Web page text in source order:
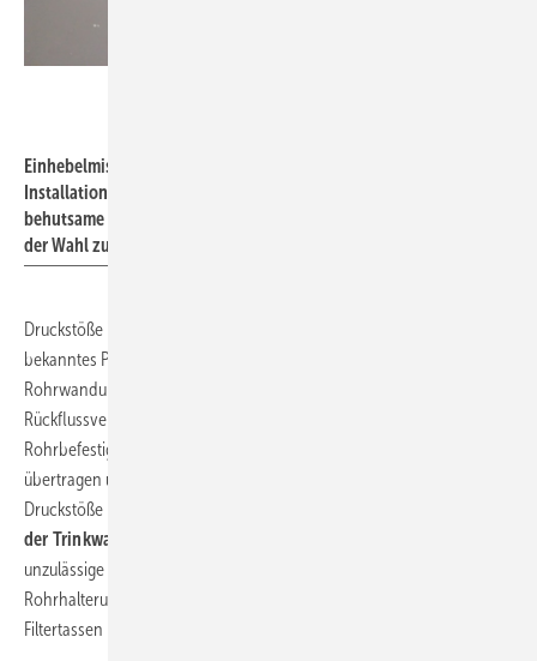
Einhebelmischer erzeugen einen hohen Druckstoß im
Installationssystem, wenn sie "zugeschlagen" werden. Das
behutsame Schließen ist ungefährlich. Ob Reißzwecken das Mittel
der Wahl zur Durchsetzung sind, ist zweifelhaft.
Druckstöße in Trinkwasser-Installationen sind ein seit Langem
bekanntes Phänomen. Sie führen zu
Rohrwandung und von beweglichen Einbauteilen, wie z.B.
Rückflussverhinderern. Diese Schwingungen werden über die
Rohrbefestigungen als Körperschall auf die Wand oder Decke
übertragen und von dort als störender Luftschall abgestrahlt.
Druckstöße können ursächlich verantwortlich sein für
der Trinkwasseranlage
unzulässige Werte überschreiten. So können u.a. Rohrleitungen,
Rohrhalterungen, Armaturen, Plattenwärmeübertrager oder
Filtertassen beschädigt werden.